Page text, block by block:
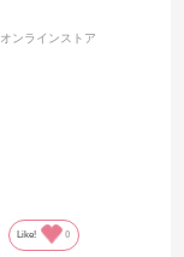
オンラインストア
Like! 0